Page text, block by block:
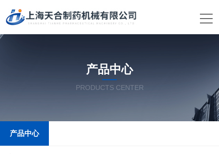
产品中心
PRODUCTS CENTER
产品中心